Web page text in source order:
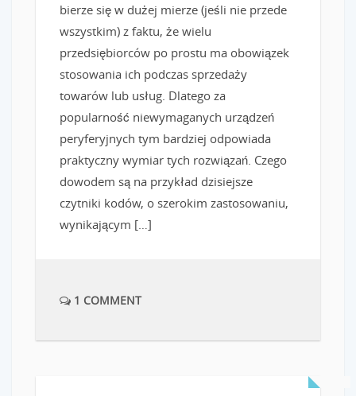
bierze się w dużej mierze (jeśli nie przede
wszystkim) z faktu, że wielu
przedsiębiorców po prostu ma obowiązek
stosowania ich podczas sprzedaży
towarów lub usług. Dlatego za
popularność niewymaganych urządzeń
peryferyjnych tym bardziej odpowiada
praktyczny wymiar tych rozwiązań. Czego
dowodem są na przykład dzisiejsze
czytniki kodów, o szerokim zastosowaniu,
wynikającym […]
1 COMMENT